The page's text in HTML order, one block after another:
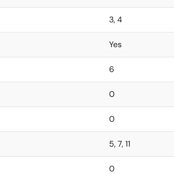
3, 4
Yes
6
0
0
5, 7, 11
0